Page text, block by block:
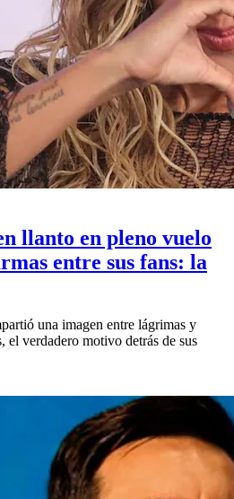
llanto en pleno vuelo
entre sus fans: la
una imagen entre lágrimas y
el verdadero motivo detrás de sus